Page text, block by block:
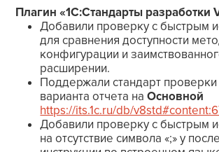
Плагин «1С:Стандарты разработки
Добавили проверку с быстрым
для сравнения доступности
конфигурации и
расширении.
Поддержали стандарт
варианта отчета наОсновной
https://its.1c.ru/db/
Добавили проверку с быстрым
на отсутствие символа «;» у